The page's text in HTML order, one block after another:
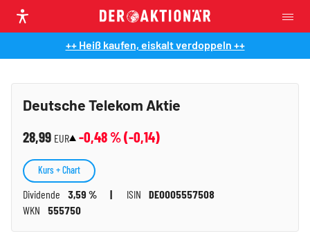
++ Heiß kaufen, eiskalt verdoppeln ++
Deutsche Telekom Aktie
28,99 EUR -0,48 % (-0,14)
Dividende 3,59 % ISIN
DE0005557508
WKN
555750
Kurs + Chart